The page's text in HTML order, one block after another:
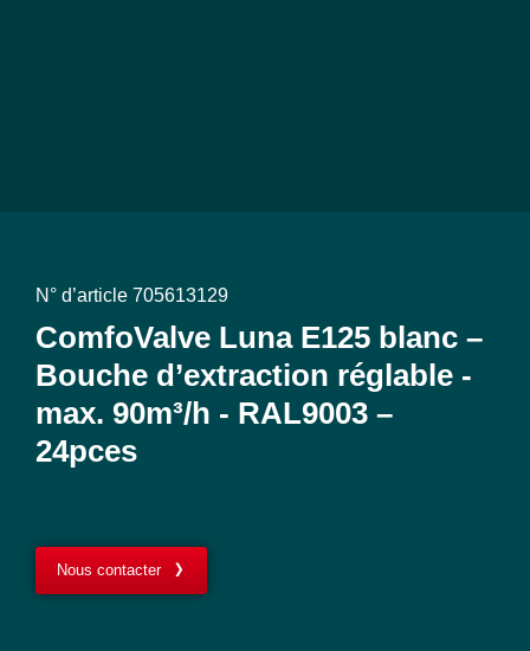
N° d’article 705613129
ComfoValve Luna E125 blanc –
Bouche d’extraction réglable -
max. 90m³/h - RAL9003 –
24pces
Nous contacter